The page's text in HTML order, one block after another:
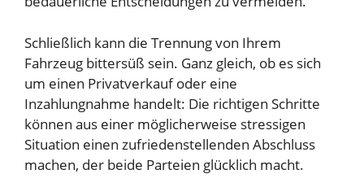
Schließlich kann die Trennung von Ihrem
Fahrzeug bittersüß sein. Ganz gleich, ob es sich
um einen Privatverkauf oder eine
Inzahlungnahme handelt: Die richtigen Schritte
können aus einer möglicherweise stressigen
Situation einen zufriedenstellenden Abschluss
machen, der beide Parteien glücklich macht.